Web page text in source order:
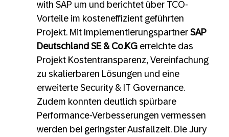
with SAP um und berichtet über TCO-
Vorteile im kosteneffizient geführten
Projekt. Mit Implementierungspartner SAP
Deutschland SE & Co.KG erreichte das
Projekt Kostentransparenz, Vereinfachung
zu skalierbaren Lösungen und eine
erweiterte Security & IT Governance.
Zudem konnten deutlich spürbare
Performance-Verbesserungen vermessen
werden bei geringster Ausfallzeit. Die Jury